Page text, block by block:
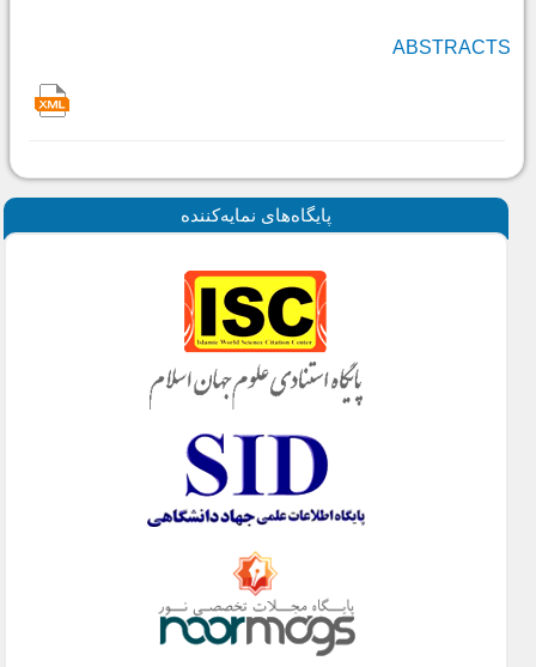
ABSTRACTS
پايگاه‌های نمايه‌كننده